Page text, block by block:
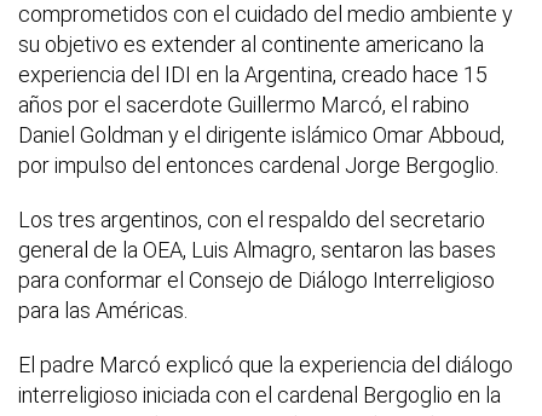
comprometidos con el cuidado del medio ambiente y
su objetivo es extender al continente americano la
experiencia del IDI en la Argentina, creado hace 15
años por el sacerdote Guillermo Marcó, el rabino
Daniel Goldman y el dirigente islámico Omar Abboud,
por impulso del entonces cardenal Jorge Bergoglio.
Los tres argentinos, con el respaldo del secretario
general de la OEA, Luis Almagro, sentaron las bases
para conformar el Consejo de Diálogo Interreligioso
para las Américas.
El padre Marcó explicó que la experiencia del diálogo
interreligioso iniciada con el cardenal Bergoglio en la